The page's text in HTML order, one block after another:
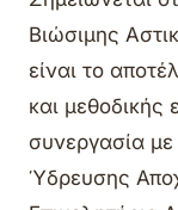
Βιώσιμης
είναι το
και
συνεργασία με
Ύδρευσης